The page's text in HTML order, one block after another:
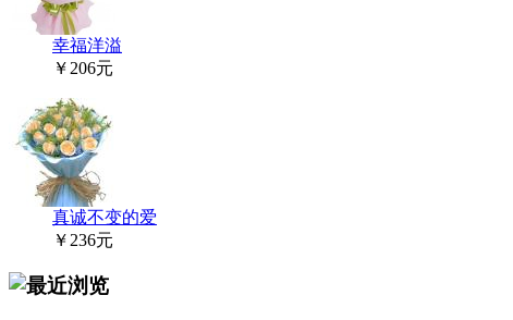
幸福洋溢
￥206元
真诚不变的爱
￥236元